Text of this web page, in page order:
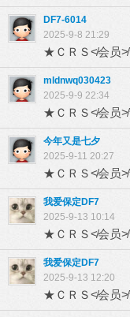
DF7-6014
2025-9-8 21:29
★ＣＲＳ≮会员
mldnwq030423
2025-9-9 22:34
★ＣＲＳ≮会员
今年又是七夕
2025-9-11 20:27
★ＣＲＳ≮会员
我爱保定DF7
2025-9-13 10:14
★ＣＲＳ≮会员
我爱保定DF7
2025-9-13 12:20
★ＣＲＳ≮会员